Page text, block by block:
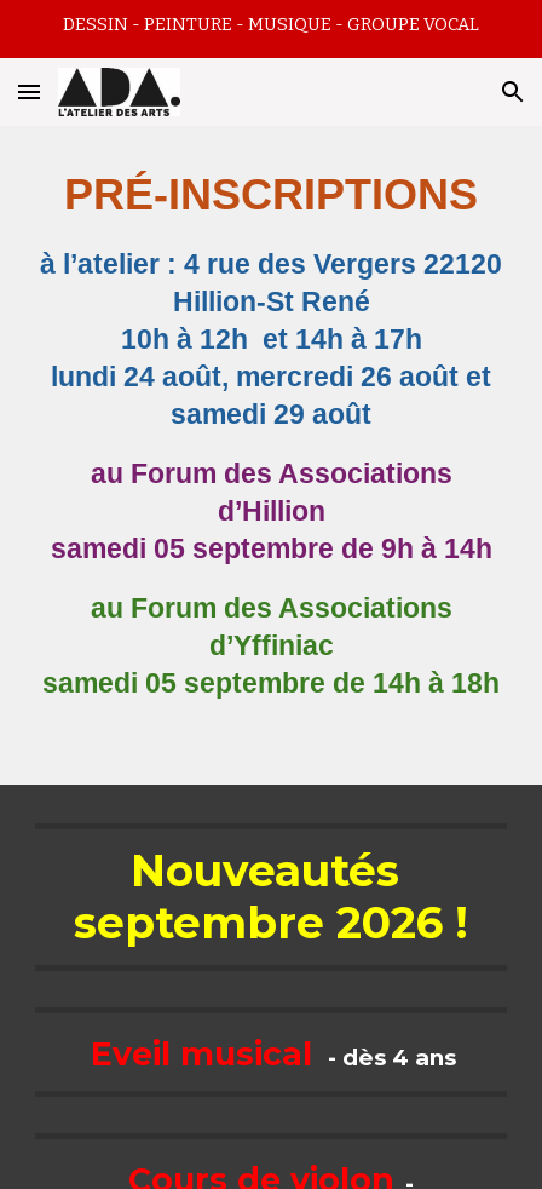
DESSIN - PEINTURE - MUSIQUE - GROUPE VOCAL
PRÉ-INSCRIPTIONS
à l’atelier : 4 rue des Vergers 22120
Hillion-St René
10h à 12h et 14h à 17h
lundi 24 août, mercredi 26 août et
samedi 29 août
au Forum des Associations
d’Hillion
samedi 05 septembre de 9h à 14h
au Forum des Associations
d’Yffiniac
samedi 05 septembre de 14h à 18h
Nouveautés
septembre 2026 !
Eveil musical - dès 4 ans
Cours de violon